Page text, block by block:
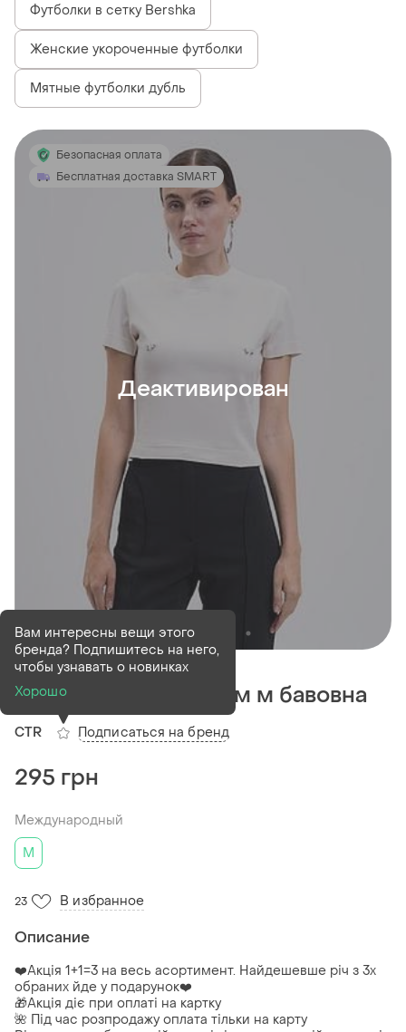
Футболки в сетку Bershka
Женские укороченные футболки
Мятные футболки дубль
Безопасная оплата
Бесплатная доставка SMART
Деактивирован
Деактивирован1 шт
Футболка з пірсінгом м бавовна
CTR
Вам интересны вещи этого
бренда? Подпишитесь на него,
чтобы узнавать о новинках
Хорошо
Подписаться на бренд
295 грн
Международный
M
23 В избранное
Описание
❤️Акція 1+1=3 на весь асортимент. Найдешевше річ з 3х
обраних йде у подарунок❤️
🎁Акція діє при оплаті на картку
🌺 Під час розпродажу оплата тільки на карту